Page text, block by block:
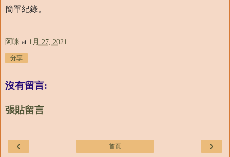
簡單紀錄。
阿咪 at 1月 27, 2021
分享
沒有留言:
張貼留言
‹ ›
首頁